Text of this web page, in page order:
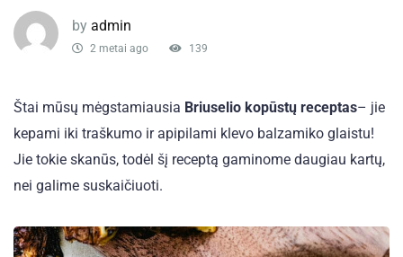
by admin
2 metai ago 139
Štai mūsų mėgstamiausia Briuselio kopūstų receptas– jie
kepami iki traškumo ir apipilami klevo balzamiko glaistu!
Jie tokie skanūs, todėl šį receptą gaminome daugiau kartų,
nei galime suskaičiuoti.